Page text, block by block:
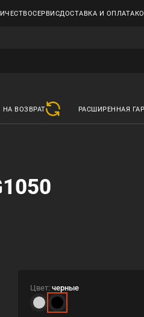
СЕРВИСДОСТАВКА И ОПЛАТА
НА ВОЗВРАТ РАСШИРЕННАЯ
Цвет: черные